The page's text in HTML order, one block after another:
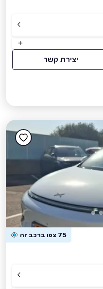
יצירת קשר
75 צפו ברכב זה